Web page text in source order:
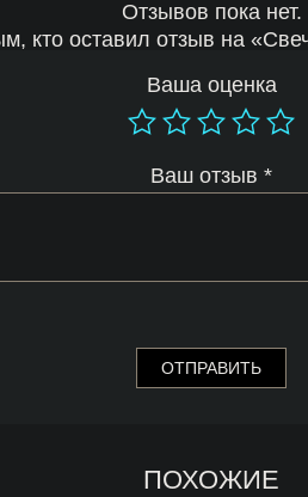
Отзывов пока нет.
кто оставил отзыв на
Ваша оценка
Ваш отзыв *
ПОХОЖИЕ